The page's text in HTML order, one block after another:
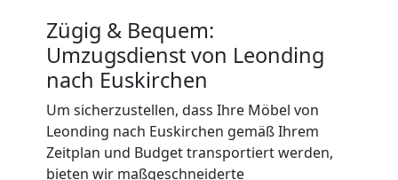
Zügig & Bequem:
Umzugsdienst von Leonding
nach Euskirchen
Um sicherzustellen, dass Ihre Möbel von
Leonding nach Euskirchen gemäß Ihrem
Zeitplan und Budget transportiert werden,
bieten wir maßgeschneiderte
Leonding
Umzug
Leonding